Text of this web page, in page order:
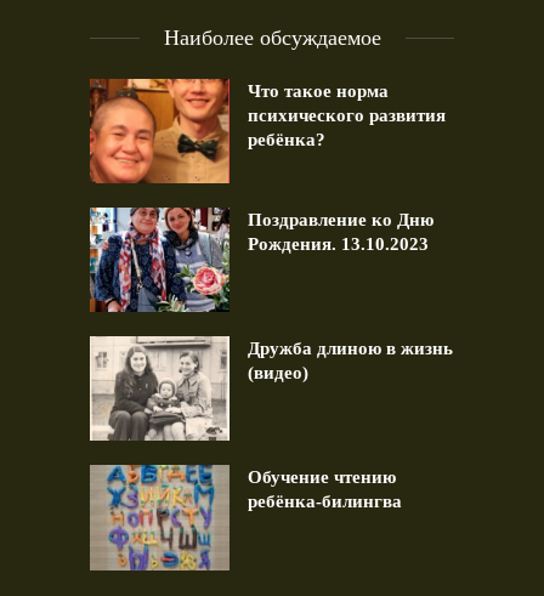
Наиболее обсуждаемое
Что такое норма
психического развития
ребёнка?
Поздравление ко Дню
Рождения. 13.10.2023
Дружба длиною в жизнь
(видео)
Обучение чтению
ребёнка-билингва